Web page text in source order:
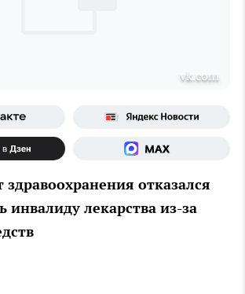
vk.com
отказался
инвалиду лекарства из-за